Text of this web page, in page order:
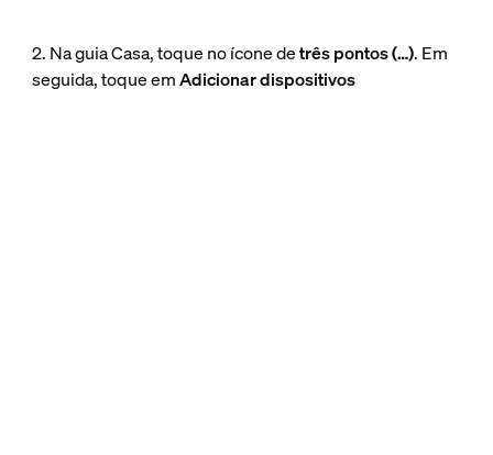
2. Na guia Casa, toque no ícone detrês pontos (…). Em
seguida, toque emAdicionar dispositivos